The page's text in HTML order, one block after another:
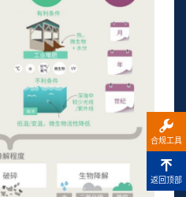
合规工具
返回顶部